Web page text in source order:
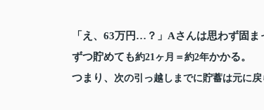
合
「え、63万円…？」Aさんは思わず固
ずつ貯めても約21ヶ月＝約2年かかる。
つまり、 次の引っ越しまでに貯蓄は元に